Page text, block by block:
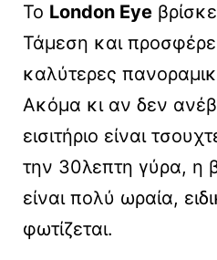
Το London Eye
Τάμεση και
καλύτερες
Ακόμα κι αν δεν
εισιτήριο είναι
την 30λεπτη γύρα, η
είναι πολύ ωραία,
φωτίζεται.